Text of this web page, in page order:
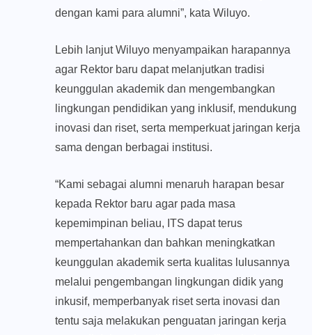
dengan kami para alumni”, kata Wiluyo.
Lebih lanjut Wiluyo menyampaikan harapannya
agar Rektor baru dapat melanjutkan tradisi
keunggulan akademik dan mengembangkan
lingkungan pendidikan yang inklusif, mendukung
inovasi dan riset, serta memperkuat jaringan kerja
sama dengan berbagai institusi.
“Kami sebagai alumni menaruh harapan besar
kepada Rektor baru agar pada masa
kepemimpinan beliau, ITS dapat terus
mempertahankan dan bahkan meningkatkan
keunggulan akademik serta kualitas lulusannya
melalui pengembangan lingkungan didik yang
inkusif, memperbanyak riset serta inovasi dan
tentu saja melakukan penguatan jaringan kerja